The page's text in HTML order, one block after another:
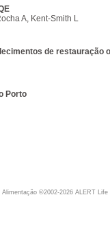
A, Kent-Smith L
de restauração
Porto
©2002-2026 ALERT